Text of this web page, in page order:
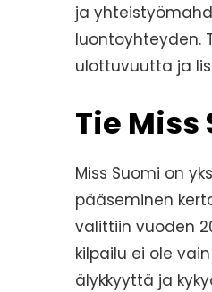
ja
luontoyhteyden.
ulottuvuutta ja
Tie
Miss Suomi on
pääseminen
valittiin vuoden
kilpailu ei ole
älykkyyttä ja